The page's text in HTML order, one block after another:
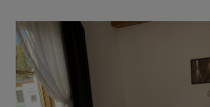
Italiano
Parcheggio
Ricarica per auto elettriche